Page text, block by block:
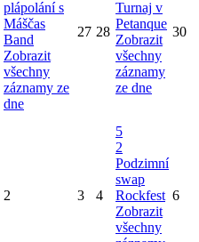
plápolání s
Máščas
Band
Zobrazit
všechny
záznamy ze
dne
27 28
Turnaj v
Petanque
Zobrazit
všechny
záznamy
ze dne
30
2 3 4
5
2
Podzimní
swap
Rockfest
Zobrazit
všechny
6